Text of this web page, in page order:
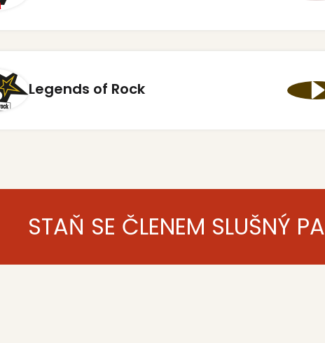
Legends of Rock
STAŇ SE ČLENEM SLUŠNÝ